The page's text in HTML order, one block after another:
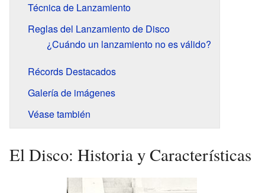
Técnica de Lanzamiento
Reglas del Lanzamiento de Disco
¿Cuándo un lanzamiento no es válido?
Récords Destacados
Galería de imágenes
Véase también
El Disco: Historia y Características